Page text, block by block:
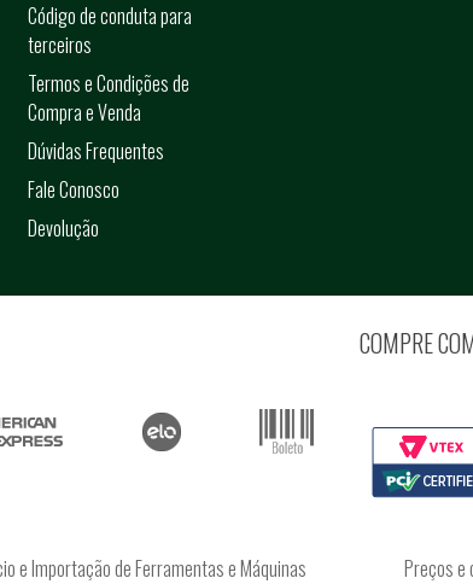
Código de conduta para
terceiros
Termos e Condições de
Compra e Venda
Dúvidas Frequentes
Fale Conosco
Devolução
COMPRE
e Importação de Ferramentas e Máquinas
Preços e